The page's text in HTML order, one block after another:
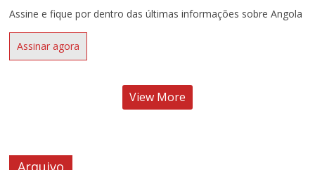
Assine e fique por dentro das últimas informações sobre Angola
Assinar agora
View More
Arquivo